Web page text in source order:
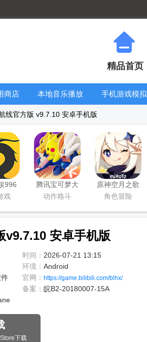
精品首页
商店
本地音乐播放
手机游戏模拟
线官方版 v9.7.10 安卓手机版
996
官方
戏
腾讯宝可梦大
集结国服正式
动作格斗
原神空月之歌
版本
角色冒险
v9.7.10 安卓手机版
时间： 2026-07-21 13:15
环境： Android
官网： https://game.bilibili.com/blhx/
备案： 皖B2-20180007-15A
下载